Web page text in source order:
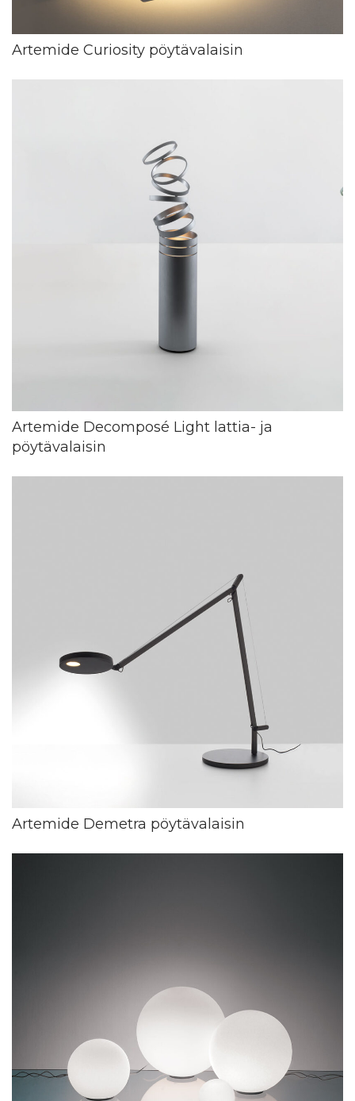
Artemide Curiosity pöytävalaisin
Artemide Decomposé Light lattia- ja
pöytävalaisin
Artemide Demetra pöytävalaisin